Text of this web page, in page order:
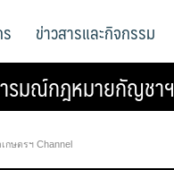
ข่าวสารและกิจกรรม
ารมณ์กฎหมายกัญชาฯ
เกษตรฯ Channel